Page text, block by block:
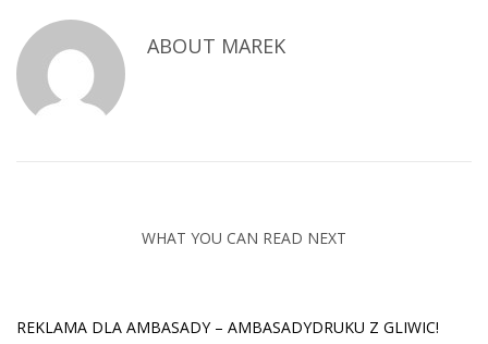
ABOUT MAREK
WHAT YOU CAN READ NEXT
REKLAMA DLA AMBASADY – AMBASADYDRUKU Z GLIWIC!